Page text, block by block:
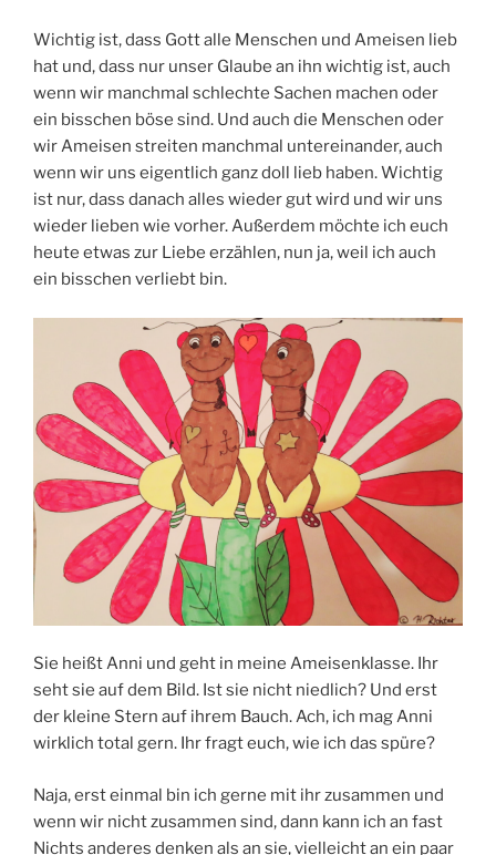
Wichtig ist, dass Gott alle Menschen und Ameisen lieb
hat und, dass nur unser Glaube an ihn wichtig ist, auch
wenn wir manchmal schlechte Sachen machen oder
ein bisschen böse sind. Und auch die Menschen oder
wir Ameisen streiten manchmal untereinander, auch
wenn wir uns eigentlich ganz doll lieb haben. Wichtig
ist nur, dass danach alles wieder gut wird und wir uns
wieder lieben wie vorher. Außerdem möchte ich euch
heute etwas zur Liebe erzählen, nun ja, weil ich auch
ein bisschen verliebt bin.
Sie heißt Anni und geht in meine Ameisenklasse. Ihr
seht sie auf dem Bild. Ist sie nicht niedlich? Und erst
der kleine Stern auf ihrem Bauch. Ach, ich mag Anni
wirklich total gern. Ihr fragt euch, wie ich das spüre?
Naja, erst einmal bin ich gerne mit ihr zusammen und
wenn wir nicht zusammen sind, dann kann ich an fast
Nichts anderes denken als an sie, vielleicht an ein paar